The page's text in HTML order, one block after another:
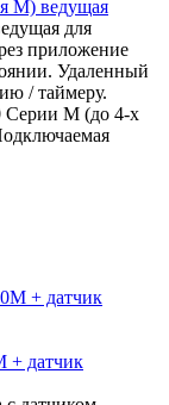
М) ведущая
для
приложение
Удаленный
/ таймеру.
Серии М (до 4-х
+ датчик